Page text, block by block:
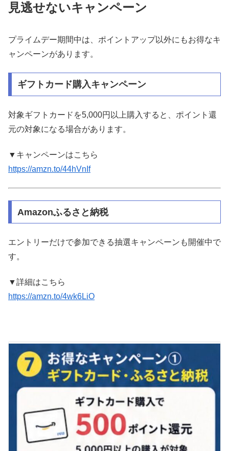
見逃せないキャンペーン
プライムデー期間中は、ポイントアップ以外にもお得なキ
ャンペーンがあります。
ギフトカード購入キャンペーン
対象ギフトカードを5,000円以上購入すると、ポイント還
元の対象になる場合があります。
▼キャンペーンはこちら
https://amzn.to/44hVnIf
Amazonふるさと納税
エントリーだけで参加できる抽選キャンペーンも開催中で
す。
▼詳細はこちら
https://amzn.to/4wk6LiO